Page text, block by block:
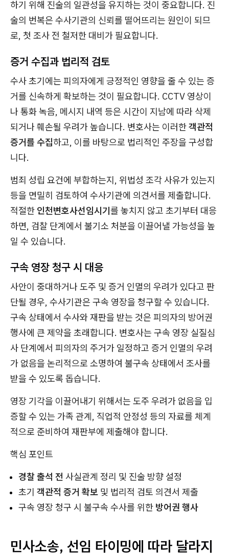
하기 위해 진술의 일관성을 유지하는 것이 중요합니다. 진
술의 번복은 수사기관의 신뢰를 떨어뜨리는 원인이 되므
로, 첫 조사 전 철저한 대비가 필요합니다.
증거 수집과 법리적 검토
수사 초기에는 피의자에게 긍정적인 영향을 줄 수 있는 증
거를 신속하게 확보하는 것이 필요합니다. CCTV 영상이
나 통화 녹음, 메시지 내역 등은 시간이 지남에 따라 삭제
되거나 훼손될 우려가 높습니다. 변호사는 이러한객관적
증거를 수집하고, 이를 바탕으로 법리적인 주장을 구성합
니다.
범죄 성립 요건에 부합하는지, 위법성 조각 사유가 있는지
등을 면밀히 검토하여 수사기관에 의견서를 제출합니다.
적절한 인천변호사선임시기를 놓치지 않고 초기부터 대응
하면, 검찰 단계에서 불기소 처분을 이끌어낼 가능성을 높
일 수 있습니다.
구속 영장 청구 시 대응
사안이 중대하거나 도주 및 증거 인멸의 우려가 있다고 판
단될 경우, 수사기관은 구속 영장을 청구할 수 있습니다.
구속 상태에서 수사와 재판을 받는 것은 피의자의 방어권
행사에 큰 제약을 초래합니다. 변호사는 구속 영장 실질심
사 단계에서 피의자의 주거가 일정하고 증거 인멸의 우려
가 없음을 논리적으로 소명하여 불구속 상태에서 조사를
받을 수 있도록 돕습니다.
영장 기각을 이끌어내기 위해서는 도주 우려가 없음을 입
증할 수 있는 가족 관계, 직업적 안정성 등의 자료를 체계
적으로 준비하여 재판부에 제출해야 합니다.
핵심 포인트
경찰 출석 전 사실관계 정리 및 진술 방향 설정
초기 객관적 증거 확보 및 법리적 검토 의견서 제출
구속 영장 청구 시 불구속 수사를 위한 방어권 행사
민사소송, 선임 타이밍에 따라 달라지